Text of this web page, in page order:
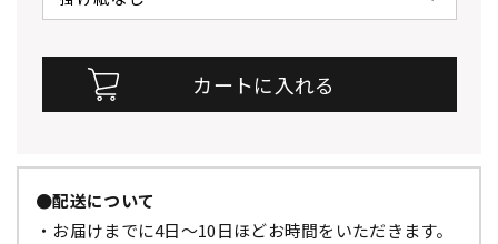
●配送について
・お届けまでに4日～10日ほどお時間をいただきます。